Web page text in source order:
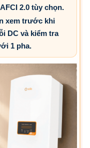
2.0 tùy chọn.
xem trước khi
DC và kiểm tra
1 pha.